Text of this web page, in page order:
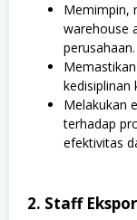
Memimpin,
warehouse
perusahaan.
kedisiplinan
Melakukan
terhadap
efektivitas
2. Staff